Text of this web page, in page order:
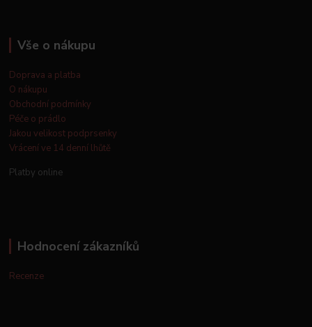
Vše o nákupu
Doprava a platba
O nákupu
Obchodní podmínky
Péče o prádlo
Jakou velikost podprsenky
Vrácení ve 14 denní lhůtě
Platby online
Hodnocení zákazníků
Recenze